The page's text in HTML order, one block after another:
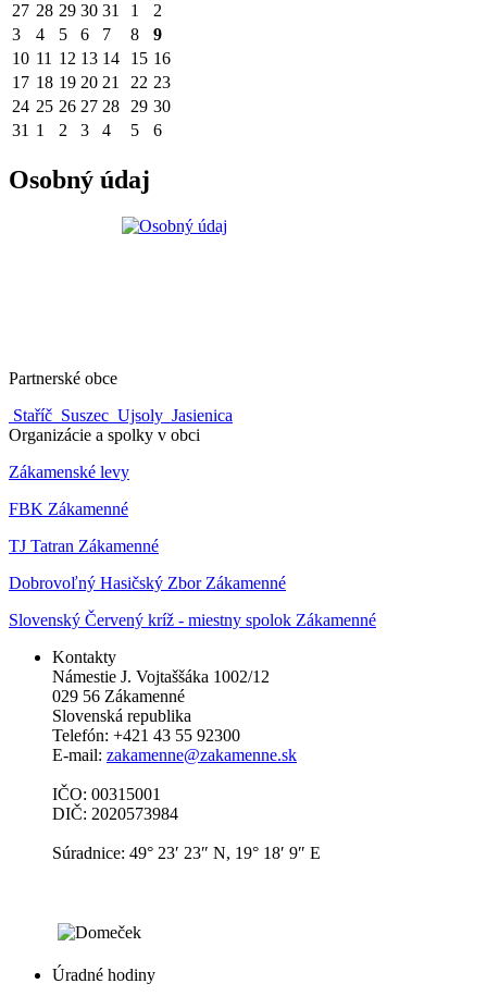
27 28 29 30 31 1
2
3
4 5 6 7 8
9
10 11 12 13 14 15 16
17 18 19 20 21 22 23
24 25 26 27 28 29 30
31 1 2 3 4 5 6
Osobný údaj
Partnerské obce
Staříč Suszec Ujsoly Jasienica
Organizácie a spolky v obci
Zákamenské levy
FBK Zákamenné
TJ Tatran Zákamenné
Dobrovoľný Hasičský Zbor Zákamenné
Slovenský Červený kríž - miestny spolok Zákamenné
Kontakty
Námestie J. Vojtaššáka 1002/12
029 56 Zákamenné
Slovenská republika
Telefón: +421 43 55 92300
E-mail: zakamenne@zakamenne.sk
IČO: 00315001
DIČ: 2020573984
Súradnice: 49° 23′ 23″ N, 19° 18′ 9″ E
Úradné hodiny